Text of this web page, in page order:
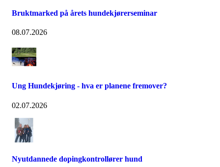
Bruktmarked på årets hundekjørerseminar
08.07.2026
Ung Hundekjøring - hva er planene fremover?
02.07.2026
Nyutdannede dopingkontrollører hund